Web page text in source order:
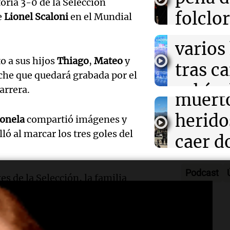
Lionel Scalonien el Mundial
a sus hijosThiago, Mateoy
que quedará grabada por el
compartió imágenes y
al marcar los tres goles del
de la Selección, la familia
y siguió de cerca cada
El lago Mead
bajo en 90
crisis hídrica
Una
Rosario
Tarde y
Episodios
varios
tras
desde
Panorama
Episodios
Audio.
caer
desde
puente
Audio.
noche
Audio.
Podcast